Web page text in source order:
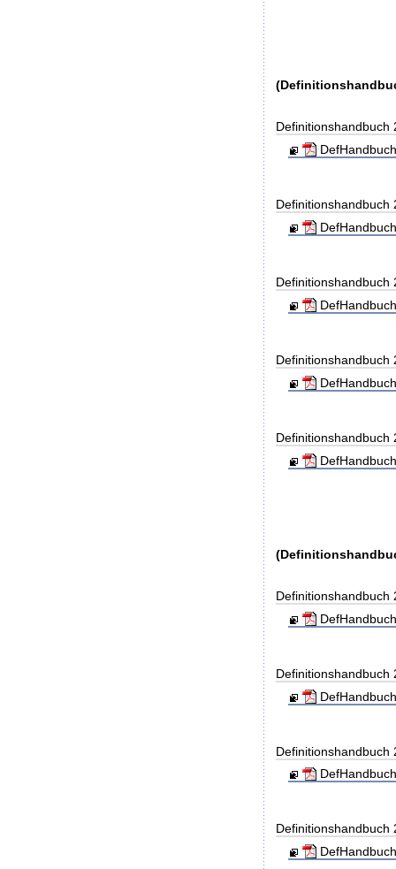
Definitionshandbuch
Definitionshandbuch
Definitionshandbuch
Definitionshandbuch
Definitionshandbuch
Definitionshandbuch
Definitionshandbuch
Definitionshandbuch
Definitionshandbuch